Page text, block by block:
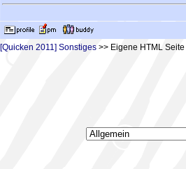
[Quicken 2011] Sonstiges >> Eigene HTML